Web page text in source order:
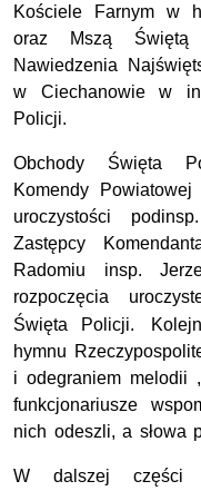
Kościele Farnym w
oraz Mszą
Nawiedzenia
w Ciechanowie w
Policji.
Obchody Święta
Komendy
uroczystości
Zastępcy
Radomiu insp.
rozpoczęcia
Święta Policji.
hymnu
i odegraniem melodii
funkcjonariusze
nich odeszli, a słowa
W dalszej części